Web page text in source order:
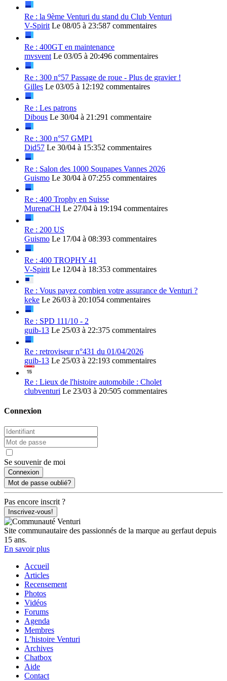
Re : la 9ème Venturi du stand du Club Venturi
V-Spirit Le 08/05 à 23:587 commentaires
Re : 400GT en maintenance
mvsvent Le 03/05 à 20:496 commentaires
Re : 300 n°57 Passage de roue - Plus de gravier !
Gilles Le 03/05 à 12:192 commentaires
Re : Les patrons
Dibous Le 30/04 à 21:291 commentaire
Re : 300 n°57 GMP1
Did57 Le 30/04 à 15:352 commentaires
Re : Salon des 1000 Soupapes Vannes 2026
Guismo Le 30/04 à 07:255 commentaires
Re : 400 Trophy en Suisse
MurenaCH Le 27/04 à 19:194 commentaires
Re : 200 US
Guismo Le 17/04 à 08:393 commentaires
Re : 400 TROPHY 41
V-Spirit Le 12/04 à 18:353 commentaires
Re : Vous payez combien votre assurance de Venturi ?
keke Le 26/03 à 20:1054 commentaires
Re : SPD 111/10 - 2
guib-13 Le 25/03 à 22:375 commentaires
Re : retroviseur n°431 du 01/04/2026
guib-13 Le 25/03 à 22:193 commentaires
Re : Lieux de l'histoire automobile : Cholet
clubventuri Le 23/03 à 20:505 commentaires
Connexion
Se souvenir de moi
Mot de passe oublié?
Pas encore inscrit ?
Inscrivez-vous!
Site communautaire des passionnés de la marque au gerfaut depuis
15 ans.
En savoir plus
Accueil
Articles
Recensement
Photos
Vidéos
Forums
Agenda
Membres
L’histoire Venturi
Archives
Chatbox
Aide
Contact